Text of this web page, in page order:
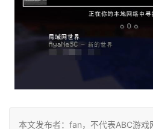
本文发布者：fan，不代表ABC游戏